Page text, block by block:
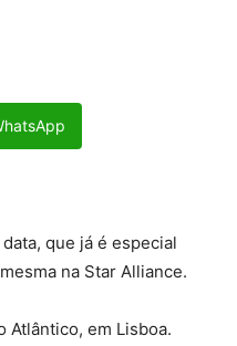
que já é especial
na Star Alliance.
Atlântico, em Lisboa.